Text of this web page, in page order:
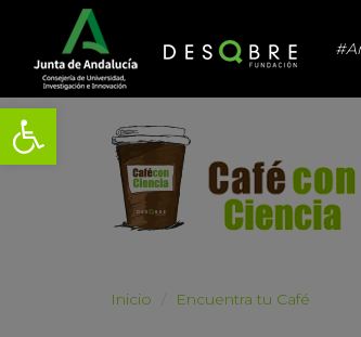
Abrir barra de herramientas
Inicio Encuentra tu Café